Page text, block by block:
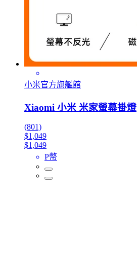
小米官方旗艦館
Xiaomi 小米 米家螢幕掛燈
(801)
$1,049
$1,049
P幣